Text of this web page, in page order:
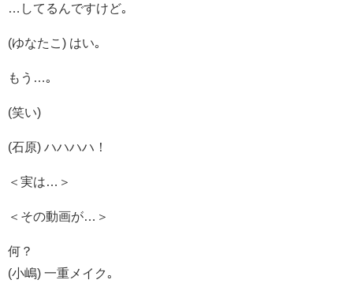
…してるんですけど｡
(ゆなたこ) はい｡
もう…｡
(笑い)
(石原) ハハハハ！
＜実は…＞
＜その動画が…＞
何？
(小嶋) 一重メイク｡